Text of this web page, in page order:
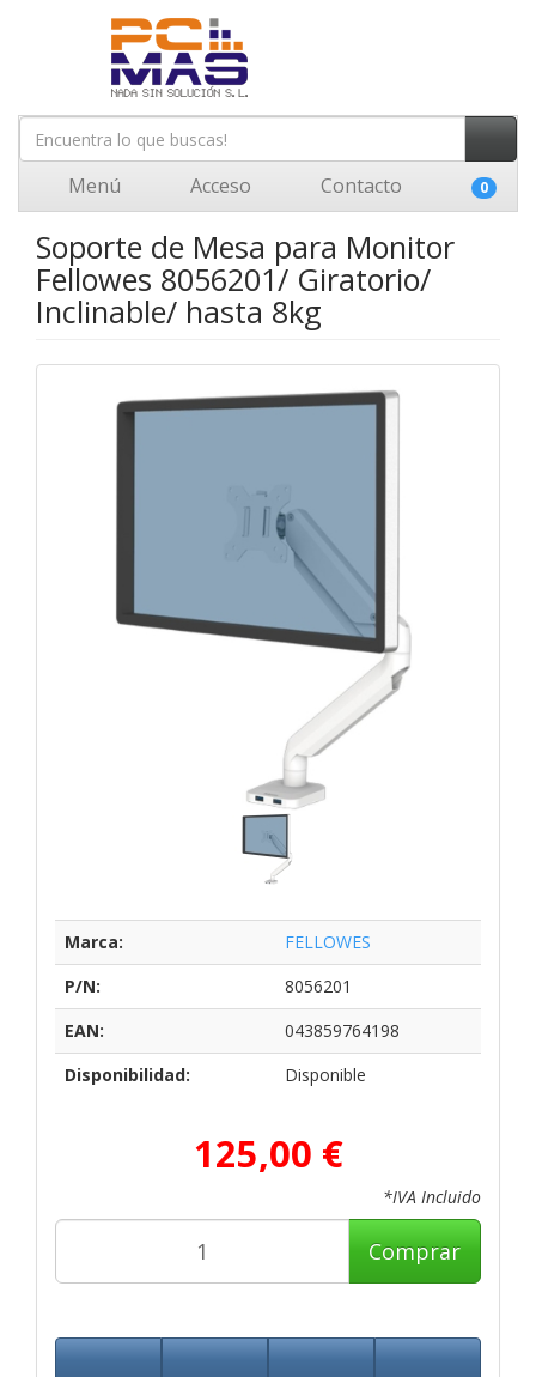
Menú Acceso Contacto 0
Soporte de Mesa para Monitor
Fellowes 8056201/ Giratorio/
Inclinable/ hasta 8kg
Marca:
FELLOWES
P/N:
8056201
EAN:
043859764198
Disponibilidad:
Disponible
125,00 €
*IVA Incluido
Comprar